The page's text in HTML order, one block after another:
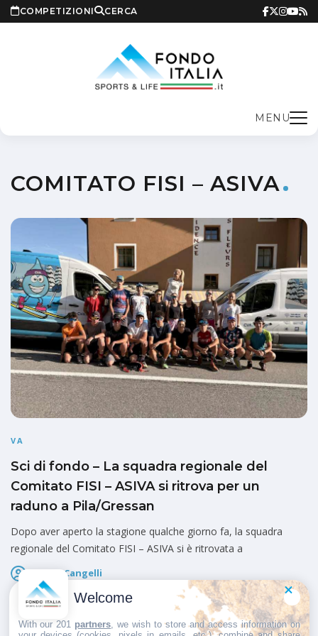
COMPETIZIONI CERCA
MENU
COMITATO FISI – ASIVA
VA
Sci di fondo – La squadra regionale del
Comitato FISI – ASIVA si ritrova per un
raduno a Pila/Gressan
Dopo aver aperto la stagione qualche giorno fa, la squadra
regionale del Comitato FISI – ASIVA si è ritrovata a
Marco Cangelli
Pubblicato il
Welcome
With our 201 partners , we wish to store and access information on